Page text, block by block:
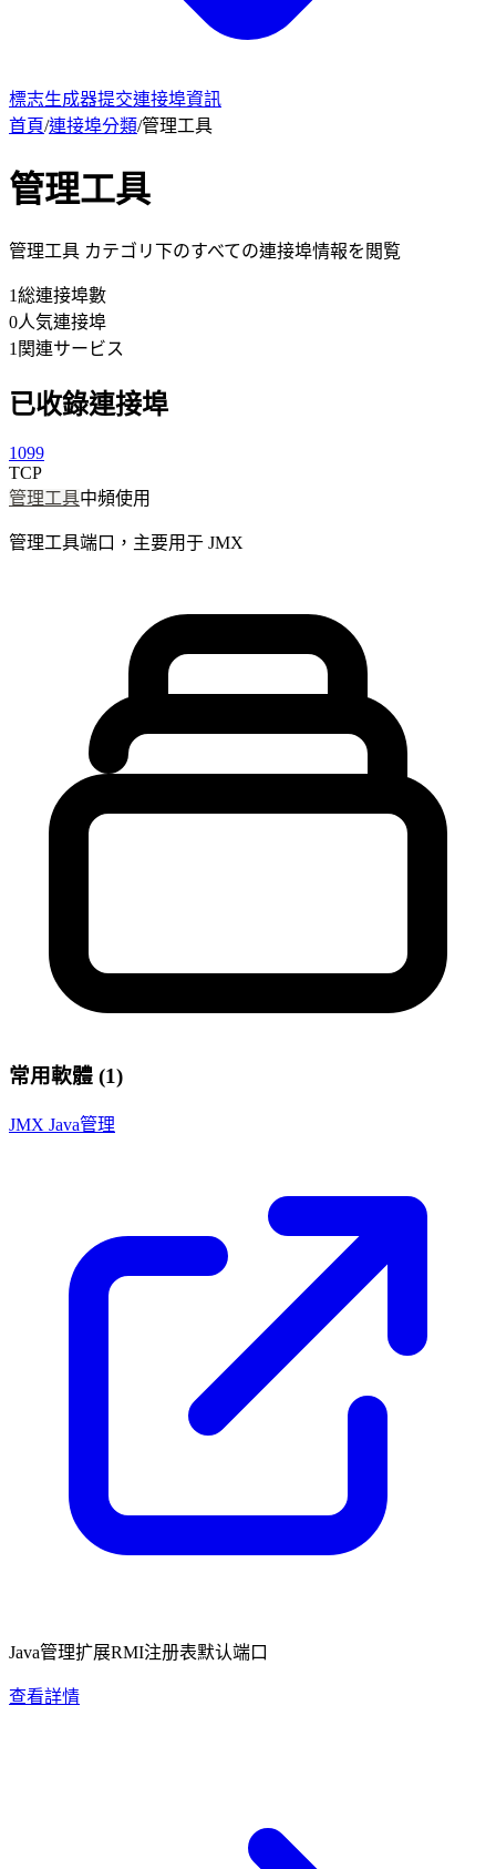
標志生成器提交連接埠資訊
首頁/連接埠分類/管理工具
管理工具
管理工具 カテゴリ下のすべての連接埠情報を閲覧
1総連接埠數
0人気連接埠
1 関連サービス
已收錄連接埠
1099
TCP
管理工具中頻使用
管理工具端口，主要用于 JMX
常用軟體 (1)
JMX Java管理
Java管理扩展RMI注册表默认端口
查看詳情